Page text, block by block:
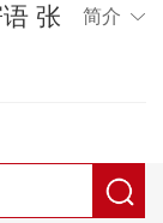
张
简介